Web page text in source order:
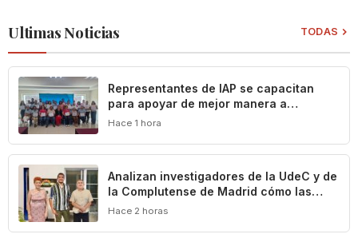
Ultimas Noticias TODAS
Representantes de IAP se capacitan
para apoyar de mejor manera a
población vulnerable del estado de
Hace 1 hora
Analizan investigadores de la UdeC y de
la Complutense de Madrid cómo las
leyes definen y limitan el patrimonio
Hace 2 horas